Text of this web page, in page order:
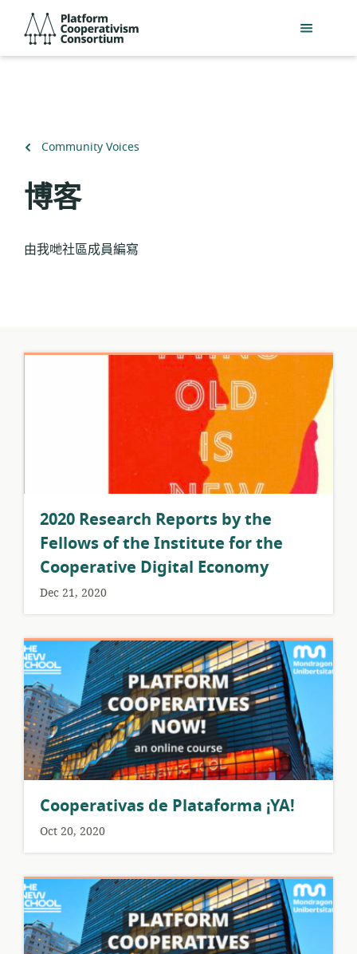
Consortium
返
Community Voices
博客
由我哋社區成員編寫
2020 Research Reports by the
Fellows of the Institute for the
Cooperative Digital Economy
Dec 21, 2020
Cooperativas de Plataforma ¡YA!
Oct 20, 2020